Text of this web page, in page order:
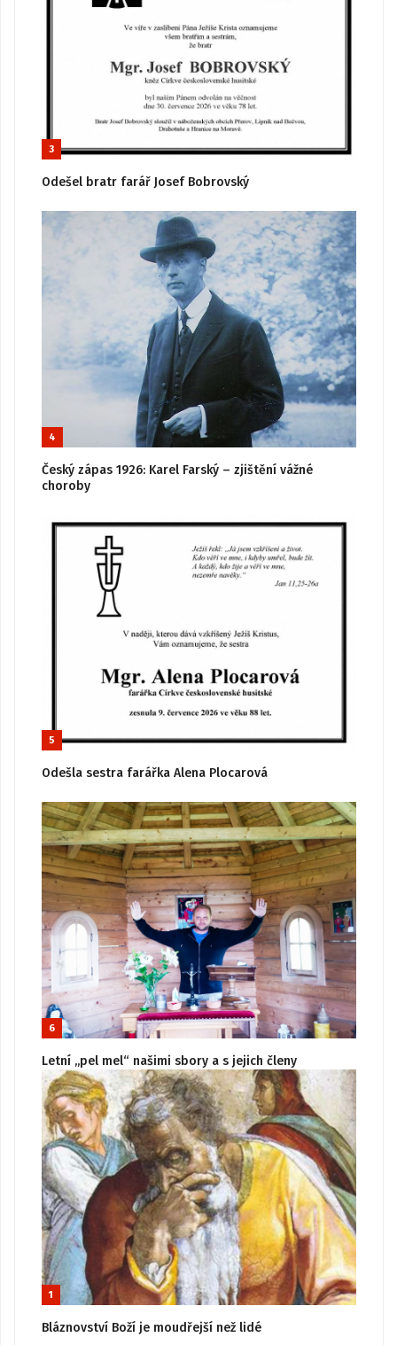
3
Odešel bratr farář Josef Bobrovský
4
Český zápas 1926: Karel Farský – zjištění vážné
choroby
5
Odešla sestra farářka Alena Plocarová
6
Letní „pel mel“ našimi sbory a s jejich členy
1
Bláznovství Boží je moudřejší než lidé